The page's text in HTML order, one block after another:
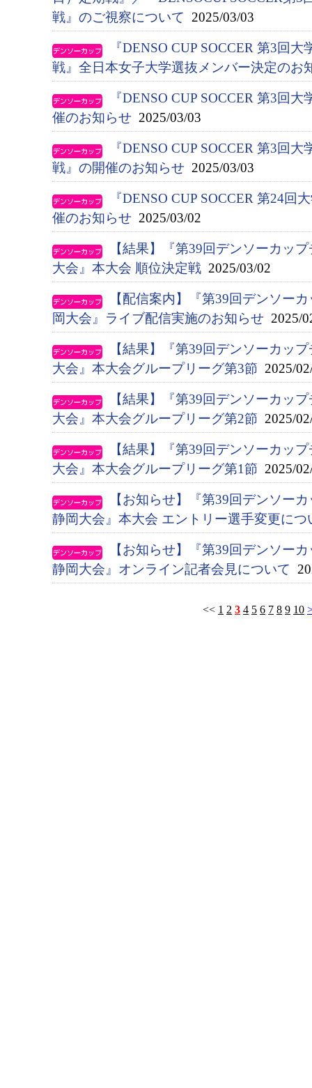
戦』のご視察について 2025/03/03
『DENSO CUP SOCCER 第3回
戦』全日本女子大学選抜メンバー決定のお
『DENSO CUP SOCCER 第3回
催のお知らせ 2025/03/03
『DENSO CUP SOCCER 第3回
戦』の開催のお知らせ 2025/03/03
『DENSO CUP SOCCER 第24回
催のお知らせ 2025/03/02
【結果】『第39回デンソーカッ
大会』本大会 順位決定戦 2025/03/02
【配信案内】『第39回デンソー
岡大会』ライブ配信実施のお知らせ 2025/
【結果】『第39回デンソーカッ
大会』本大会グループリーグ第3節 2025/
【結果】『第39回デンソーカッ
大会』本大会グループリーグ第2節 2025/
【結果】『第39回デンソーカッ
大会』本大会グループリーグ第1節 2025/
【お知らせ】『第39回デンソー
静岡大会』本大会 エントリー選手変更につ
【お知らせ】『第39回デンソー
静岡大会』オンライン記者会見について
<< 1 2 3 4 5 6 7 8 9 10